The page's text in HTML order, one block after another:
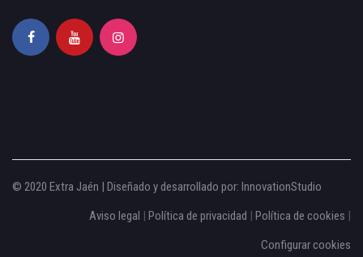
© 2020 Extra Jaén | Diseñado y desarrollado por: InnovationStudio
Aviso legal
Política de privacidad Política de cookies
Configurar cookies